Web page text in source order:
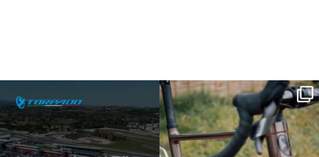
IBF sta per...
18 1
Kepler R è la gravel pensata per affrontare
lunghe...
28 0